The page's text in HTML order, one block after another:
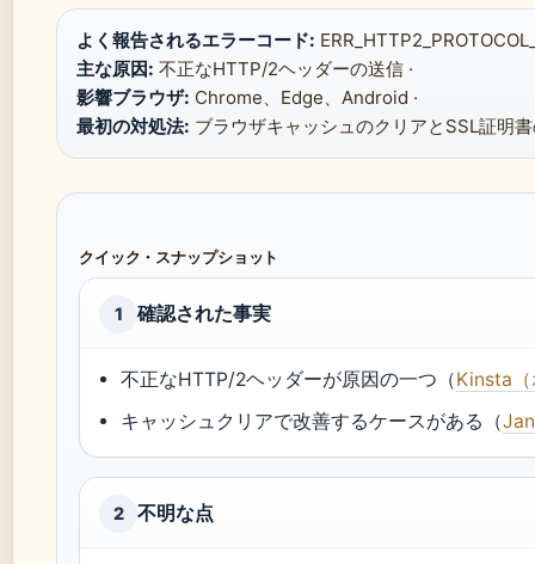
よく報告されるエラーコード:
主な原因: 不正なHTTP/2ヘッダーの送信 ·
影響ブラウザ: Chrome、Edge、Android ·
最初の対処法: ブラウザキャッシュのクリアとSSL証明
クイック・スナップショット
1 確認された事実
不正なHTTP/2ヘッダーが原因の一つ（Kinsta
キャッシュクリアで改善するケースがある（
2 不明な点